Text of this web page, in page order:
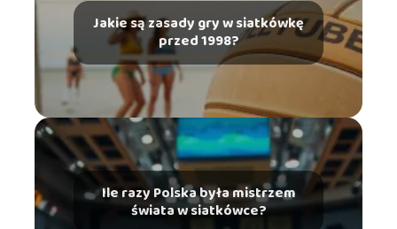
Jakie są zasady gry w siatkówkę
przed 1998?
Ile razy Polska była mistrzem
świata w siatkówce?